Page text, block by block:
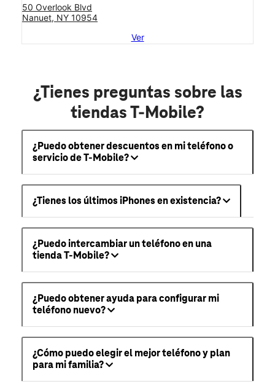
50 Overlook Blvd
Nanuet, NY 10954
Ver
¿Tienes preguntas sobre las
tiendas T-Mobile?
¿Puedo obtener descuentos en mi teléfono o
servicio de T-Mobile?
¿Tienes los últimos iPhones en existencia?
¿Puedo intercambiar un teléfono en una
tienda T-Mobile?
¿Puedo obtener ayuda para configurar mi
teléfono nuevo?
¿Cómo puedo elegir el mejor teléfono y plan
para mi familia?